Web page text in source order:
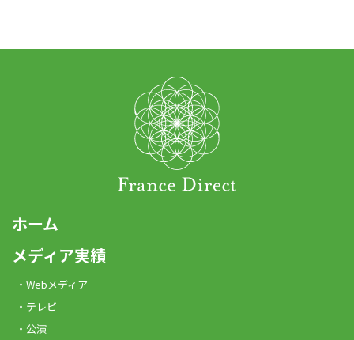
ホーム
メディア実績
Webメディア
テレビ
公演